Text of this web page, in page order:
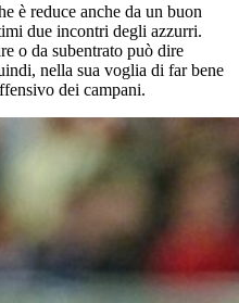
è reduce anche da un buon
due incontri degli azzurri.
o da subentrato può dire
nella sua voglia di far bene
dei campani.